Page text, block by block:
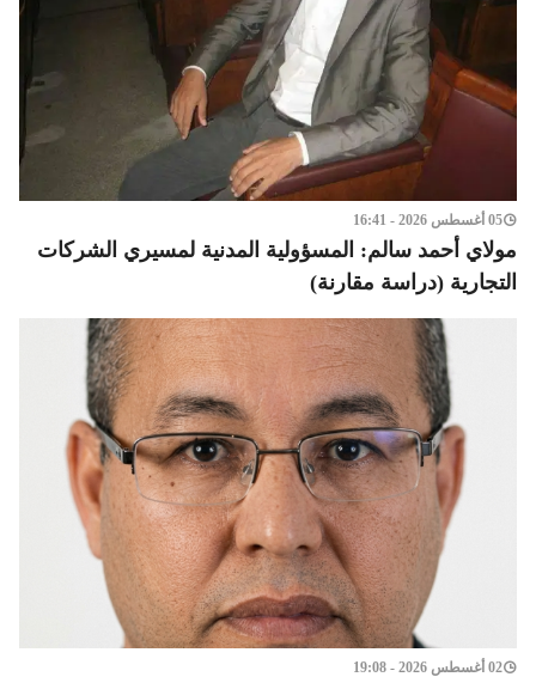
05 أغسطس 2026 - 16:41
مولاي أحمد سالم: المسؤولية المدنية لمسيري الشركات
التجارية (دراسة مقارنة)
02 أغسطس 2026 - 19:08